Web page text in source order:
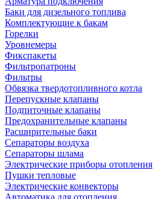
Баки для дизельного топлива
Комплектующие к бакам
Горелки
Уровнемеры
Фикспакеты
Фильтропатроны
Фильтры
Обвязка твердотопливного котла
Перепускные клапаны
Подпиточные клапаны
Предохранительные клапаны
Расширительные баки
Сепараторы воздуха
Сепараторы шлама
Электрические приборы отопления
Пушки тепловые
Электрические конвекторы
Автоматика для отопления